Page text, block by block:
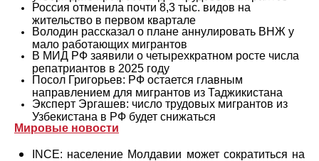
Россия отменила почти 8,3 тыс. видов на
жительство в первом квартале
Володин рассказал о плане аннулировать ВНЖ у
мало работающих мигрантов
В МИД РФ заявили о четырехкратном росте числа
репатриантов в 2025 году
Посол Григорьев: РФ остается главным
направлением для мигрантов из Таджикистана
Эксперт Эргашев: число трудовых мигрантов из
Узбекистана в РФ будет снижаться
Мировые новости
INCE: население Молдавии может сократиться на